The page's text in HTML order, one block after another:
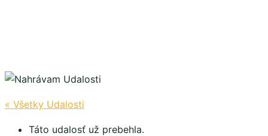
« Všetky Udalosti
Táto udalosť už prebehla.